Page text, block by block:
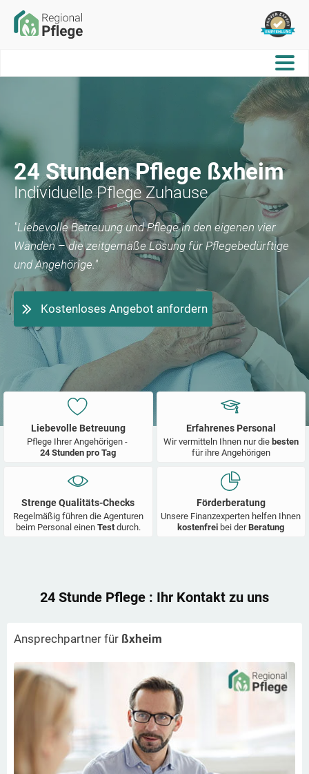
24 Stunden Pflege ßxheim
Individuelle Pflege Zuhause
"Liebevolle Betreuung und Pflege in den eigenen vier
Wänden – die zeitgemäße Lösung für Pflegebedürftige
und Angehörige."
Kostenloses Angebot anfordern
Liebevolle Betreuung
Pflege Ihrer Angehörigen -
24 Stunden pro Tag
Erfahrenes Personal
Wir vermitteln Ihnen nur die besten
für ihre Angehörigen
Strenge Qualitäts-Checks
Regelmäßig führen die Agenturen
beim Personal einen Test durch.
Förderberatung
Unsere Finanzexperten helfen Ihnen
kostenfrei bei derBeratung
24 Stunde Pflege : Ihr Kontakt zu uns
Ansprechpartner für ßxheim